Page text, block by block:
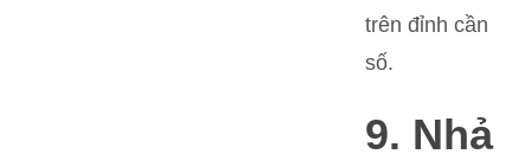
trên đỉnh cần
số.
9. Nhả